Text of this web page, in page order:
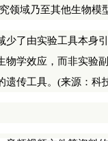
领域乃至其他生物模
了由实验工具本身引
物学效应，而非实验
遗传工具。(来源：科